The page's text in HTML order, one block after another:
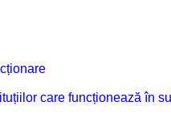
care funcționează în